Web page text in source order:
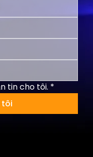
tin cho tôi. *
tôi